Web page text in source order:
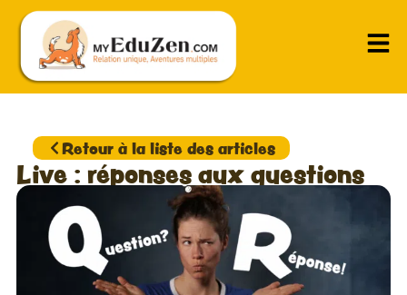
Retour à la liste des articles
Live : réponses aux questions